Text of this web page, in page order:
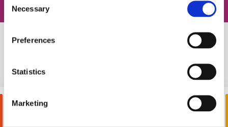
Selection
Necessary
Preferences
Statistics
Marketing